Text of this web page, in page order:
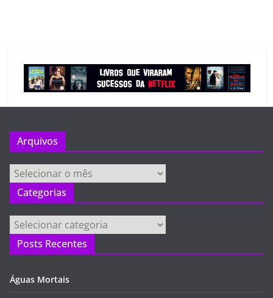
Arquivos
Arquivos
Categorias
Categorias
Posts Recentes
Águas Mortais